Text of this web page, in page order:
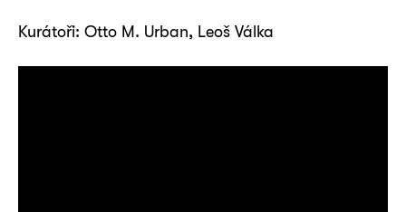
Kurátoři: Otto M. Urban, Leoš Válka